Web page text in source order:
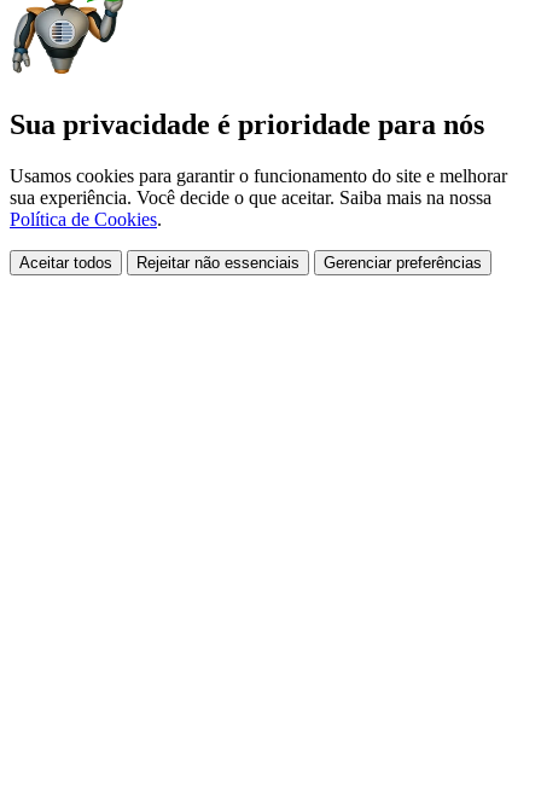
Sua privacidade é prioridade para nós
Usamos cookies para garantir o funcionamento do site e melhorar
sua experiência. Você decide o que aceitar. Saiba mais na nossa
Política de Cookies.
Aceitar todos Rejeitar não essenciais Gerenciar preferências